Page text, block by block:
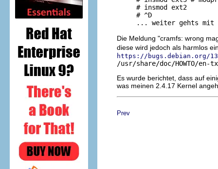
     # insmod ext2
     # ^D
Die Meldung "cramfs: wrong
diese wird jedoch als harmlos
https://bugs.debian.org/
/usr/share/doc/HOWTO/
Es wurde berichtet, dass auf
was meinen 2.4.17 Kernel
Prev